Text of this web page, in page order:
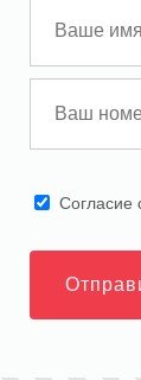
Cогласие